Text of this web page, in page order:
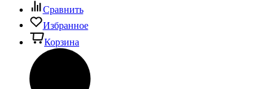
Сравнить
Избранное
Корзина